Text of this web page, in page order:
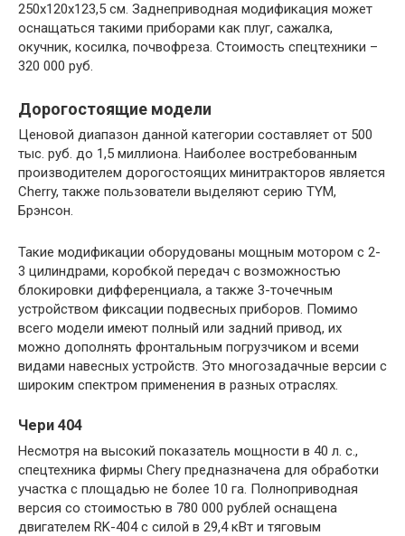
250х120х123,5 см. Заднеприводная модификация может
оснащаться такими приборами как плуг, сажалка,
окучник, косилка, почвофреза. Стоимость спецтехники –
320 000 руб.
Дорогостоящие модели
Ценовой диапазон данной категории составляет от 500
тыс. руб. до 1,5 миллиона. Наиболее востребованным
производителем дорогостоящих минитракторов является
Cherry, также пользователи выделяют серию TYM,
Брэнсон.
Такие модификации оборудованы мощным мотором с 2-
3 цилиндрами, коробкой передач с возможностью
блокировки дифференциала, а также 3-точечным
устройством фиксации подвесных приборов. Помимо
всего модели имеют полный или задний привод, их
можно дополнять фронтальным погрузчиком и всеми
видами навесных устройств. Это многозадачные версии с
широким спектром применения в разных отраслях.
Чери 404
Несмотря на высокий показатель мощности в 40 л. с.,
спецтехника фирмы Chery предназначена для обработки
участка с площадью не более 10 га. Полноприводная
версия со стоимостью в 780 000 рублей оснащена
двигателем RK-404 с силой в 29,4 кВт и тяговым